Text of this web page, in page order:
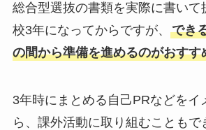
総合型選抜の書類を実際に書いて
校3年になってからですが、 でき
の間から準備を進めるのがおすす
3年時にまとめる自己PRなどをイ
ら、課外活動に取り組むこともで